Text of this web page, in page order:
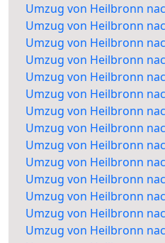
Umzug von Heilbronn
Umzug von Heilbronn
Umzug von Heilbronn
Umzug von Heilbronn
Umzug von Heilbronn
Umzug von Heilbronn
Umzug von Heilbronn
Umzug von Heilbronn
Umzug von Heilbronn
Umzug von Heilbronn
Umzug von Heilbronn
Umzug von Heilbronn
Umzug von Heilbronn
Umzug von Heilbronn